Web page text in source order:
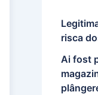
risca
Ai fost